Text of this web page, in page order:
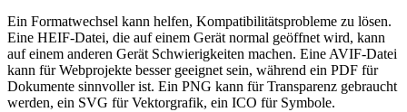
Ein Formatwechsel kann helfen, Kompatibilitätsprobleme zu lösen.
Eine HEIF-Datei, die auf einem Gerät normal geöffnet wird, kann
auf einem anderen Gerät Schwierigkeiten machen. Eine AVIF-Datei
kann für Webprojekte besser geeignet sein, während ein PDF für
Dokumente sinnvoller ist. Ein PNG kann für Transparenz gebraucht
werden, ein SVG für Vektorgrafik, ein ICO für Symbole.